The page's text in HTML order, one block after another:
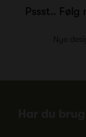
Pssst.. Følg
Nye